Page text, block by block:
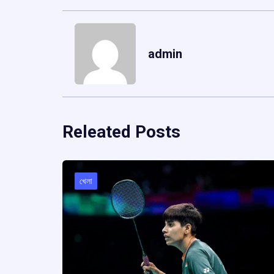
admin
Releated Posts
খেলা